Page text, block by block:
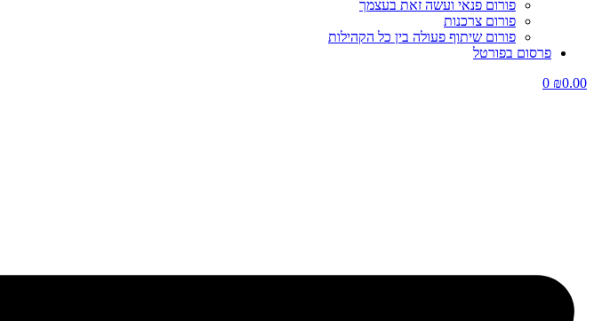
פורום פנאי ועשה זאת בעצמך
פורום צרכנות
פורום שיתוף פעולה בין כל הקהילות
פרסום בפורטל
₪0.00
0